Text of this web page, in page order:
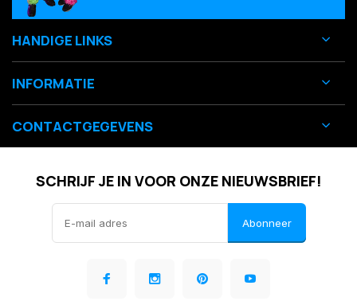
HANDIGE LINKS
INFORMATIE
CONTACTGEGEVENS
SCHRIJF JE IN VOOR ONZE NIEUWSBRIEF!
Abonneer